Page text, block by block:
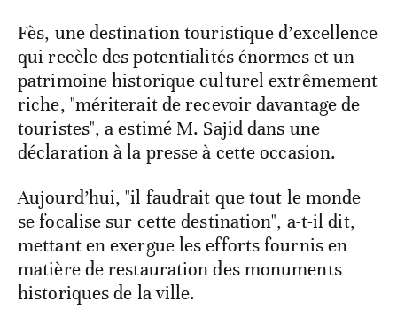
Fès, une destination touristique d’excellence
qui recèle des potentialités énormes et un
patrimoine historique culturel extrêmement
riche, "mériterait de recevoir davantage de
touristes", a estimé M. Sajid dans une
déclaration à la presse à cette occasion.
Aujourd’hui, "il faudrait que tout le monde
se focalise sur cette destination", a-t-il dit,
mettant en exergue les efforts fournis en
matière de restauration des monuments
historiques de la ville.